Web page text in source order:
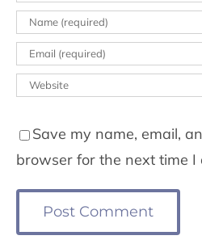
Save my name, email,
browser for the next time I